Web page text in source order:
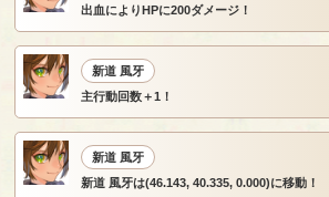
出血によりHPに200ダメージ！
新道 風牙
主行動回数＋1！
新道 風牙
新道 風牙は(46.143, 40.335, 0.000)に移動！